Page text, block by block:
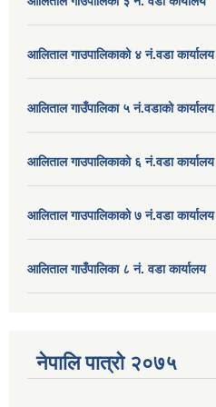
आलिताल गाउपालिकाको ४ नं.वडा कार्यालय
आलिताल गाउँपालिका ५ नं.वडाको कार्यालय
आलिताल गाउपालिकाको ६ नं.वडा कार्यालय
आलिताल गाउपालिकाको ७ नं.वडा कार्यालय
आलिताल गाउँपालिका ८ नं. वडा कार्यालय
नेपालि पात्रो २०७५